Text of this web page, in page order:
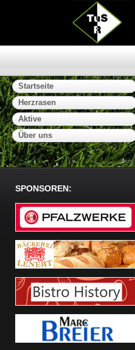
Startseite
Herzrasen
Aktive
Über uns
SPONSOREN: